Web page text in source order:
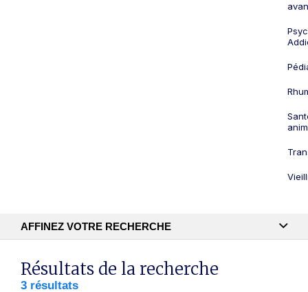
AFFINEZ VOTRE RECHERCHE
Recherche textuelle
Résultats de la recherche
3 résultats